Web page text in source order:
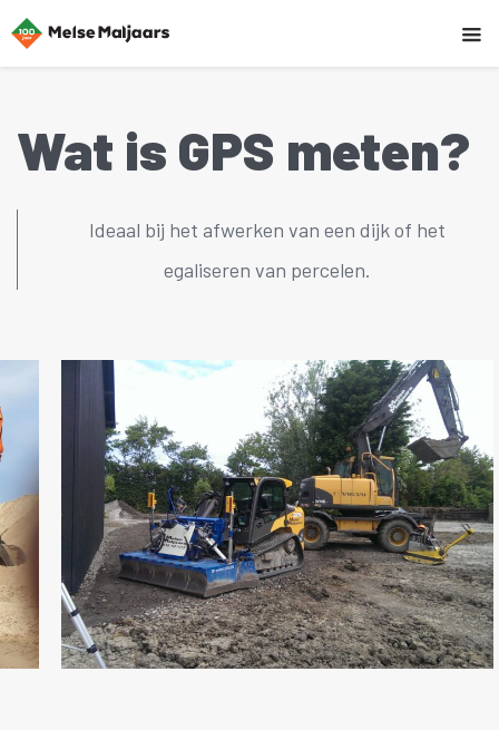
Wat is GPS meten?
Ideaal bij het afwerken van een dijk of het
egaliseren van percelen.